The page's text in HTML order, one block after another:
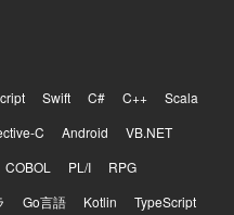
Swift C# C++
Scala
C Android
VB.NET
COBOL PL/I
RPG
Go言語 Kotlin
TypeScript